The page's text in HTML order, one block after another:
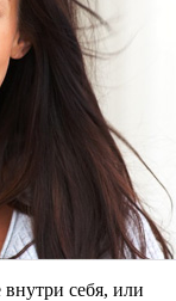
внутри себя, или